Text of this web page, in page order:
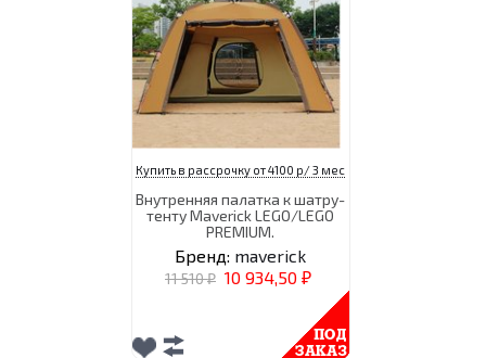
Купить в рассрочку от 4100 р/ 3 мес
Внутренняя палатка к шатру-
тенту Maverick LEGO/LEGO
PREMIUM.
Бренд: maverick
11 510₽ 10 934,50 ₽